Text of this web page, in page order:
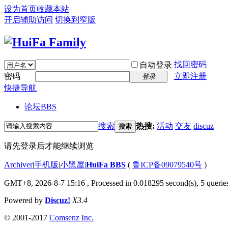
设为首页收藏本站
开启辅助访问 切换到窄版
自动登录 找回密码
密码
登录
立即注册
快捷导航
论坛BBS
搜索 搜索 热搜: 活动 交友 discuz
请先登录后才能继续浏览
Archiver|手机版|小黑屋|HuiFa BBS ( 鲁ICP备09079540号 )
GMT+8, 2026-8-7 15:16 , Processed in 0.018295 second(s), 5
Powered by Discuz! X3.4
© 2001-2017 Comsenz Inc.